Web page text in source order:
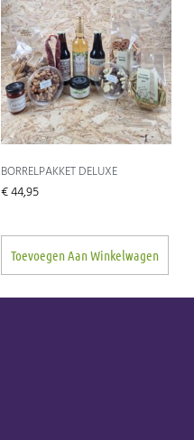
BORRELPAKKET DELUXE
€44,95
Toevoegen Aan Winkelwagen